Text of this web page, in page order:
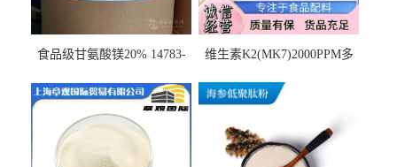
食品级甘氨酸镁20% 14783-
饮料 20%
维生素K2(MK7)2000PPM多
应